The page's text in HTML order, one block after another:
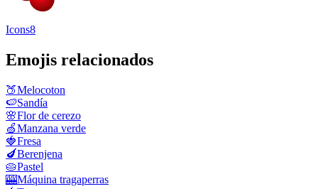
Icons8
Emojis relacionados
🍑Melocoton
🍉Sandía
🌸Flor de cerezo
🍏Manzana verde
🍓Fresa
🍆Berenjena
🥧Pastel
🎰Máquina tragaperras